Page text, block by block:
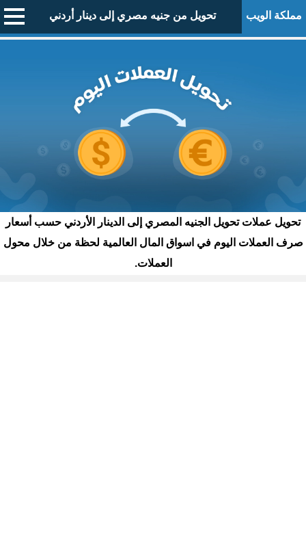
مملكة الويب تحويل من جنيه مصري إلى دينار أردني
تحويل عملات تحويل الجنيه المصري إلى الدينار الأردني حسب أسعار
صرف العملات اليوم في اسواق المال العالمية لحظة من خلال محول
العملات.